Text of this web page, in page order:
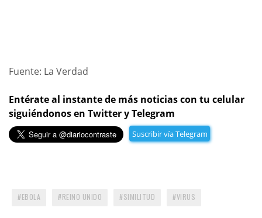
Fuente: La Verdad
Entérate al instante de más noticias con tu celular
siguiéndonos en Twitter y Telegram
Suscribir vía Telegram
EBOLA REINO UNIDO SIMILITUD VIRUS